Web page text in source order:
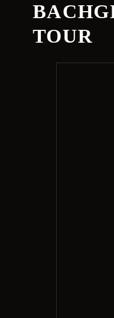
TOUR